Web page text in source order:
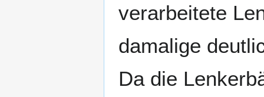
verarbeitete
damalige
Da die